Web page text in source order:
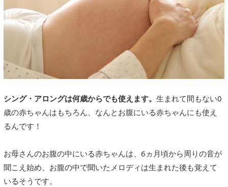
シング・アロングは何歳からでも使えます。 生まれて間もない0
歳の赤ちゃんはもちろん、なんとお腹にいる赤ちゃんにも使え
るんです！
お母さんのお腹の中にいる赤ちゃんは、6ヵ月頃から周りの音が
聞こえ始め、お腹の中で聞いたメロディは生まれた後も覚えて
いるそうです。